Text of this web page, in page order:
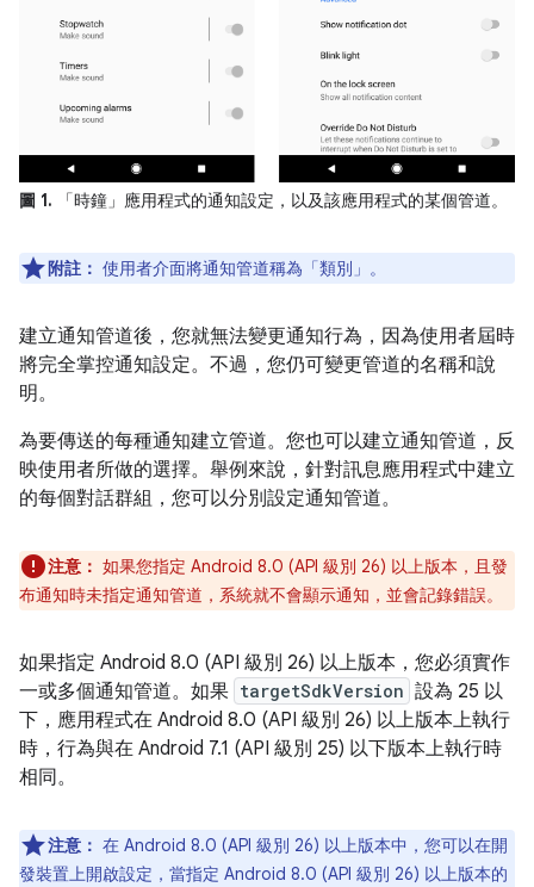
圖 1. 「時鐘」應用程式的通知設定，以及該應用程式的某個管道。
附註： 使用者介面將通知管道稱為「類別」。
建立通知管道後，您就無法變更通知行為，因為使用者屆時
將完全掌控通知設定。不過，您仍可變更管道的名稱和說
明。
為要傳送的每種通知建立管道。您也可以建立通知管道，反
映使用者所做的選擇。舉例來說，針對訊息應用程式中建立
的每個對話群組，您可以分別設定通知管道。
注意： 如果您指定 Android 8.0 (API 級別 26) 以上版本，且發
布通知時未指定通知管道，系統就不會顯示通知，並會記錄錯誤。
如果指定 Android 8.0 (API 級別 26) 以上版本，您必須實作
一或多個通知管道。如果 targetSdkVersion 設為 25 以
下，應用程式在 Android 8.0 (API 級別 26) 以上版本上執行
時，行為與在 Android 7.1 (API 級別 25) 以下版本上執行時
相同。
注意： 在 Android 8.0 (API 級別 26) 以上版本中，您可以在開
發裝置上開啟設定，當指定 Android 8.0 (API 級別 26) 以上版本的